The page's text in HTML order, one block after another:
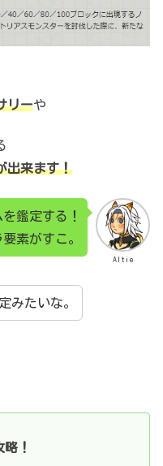
リーや
出来ます！
Altie
鑑定する！
素がすこ。
みたいな。
！